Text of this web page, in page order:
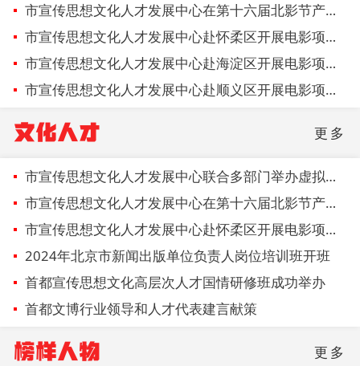
市宣传思想文化人才发展中心在第十六届北影节产业论坛开展引导基金电影项目政策宣介
市宣传思想文化人才发展中心赴怀柔区开展电影项目扶持政策宣讲
市宣传思想文化人才发展中心赴海淀区开展电影项目扶持政策宣讲
市宣传思想文化人才发展中心赴顺义区开展电影项目扶持政策宣讲
文化人才 更多
市宣传思想文化人才发展中心联合多部门举办虚拟现实影片行业发展座谈交流暨人才沙龙活动
市宣传思想文化人才发展中心在第十六届北影节产业论坛开展引导基金电影项目政策宣介
市宣传思想文化人才发展中心赴怀柔区开展电影项目扶持政策宣讲
2024年北京市新闻出版单位负责人岗位培训班开班
首都宣传思想文化高层次人才国情研修班成功举办
首都文博行业领导和人才代表建言献策
榜样人物 更多